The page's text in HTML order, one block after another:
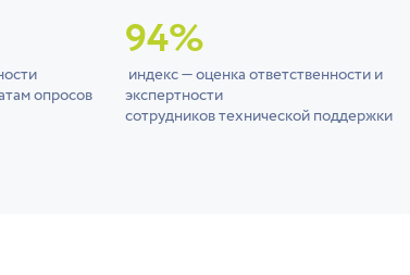
опросов
94%
индекс — оценка ответственности и
экспертности
сотрудников технической поддержки